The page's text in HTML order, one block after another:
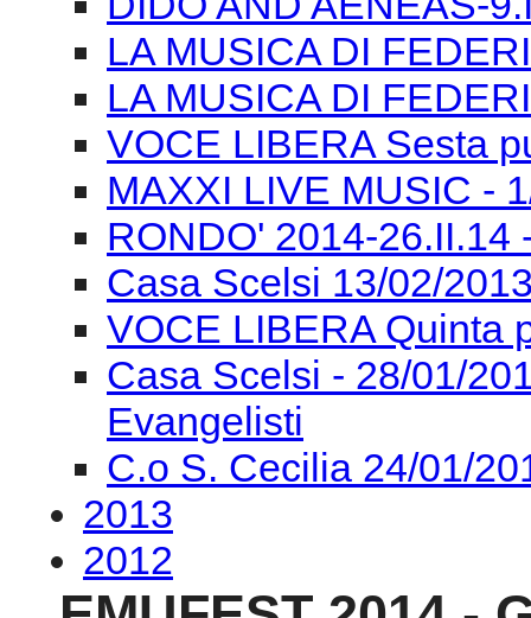
LA MUSICA DI
LA MUSICA DI
VOCE LIBERA Sesta
MAXXI LIVE MUSIC -
RONDO' 2014-
Casa Scelsi 13/02/
VOCE LIBERA Quinta
Casa Scelsi - 28/01/
Evangelisti
C.o S. Cecilia 24/01/
2013
2012